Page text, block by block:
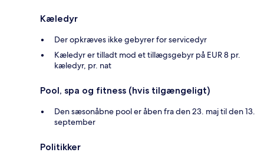
Kæledyr
Der opkræves ikke gebyrer for servicedyr
Kæledyr er tilladt mod et tillægsgebyr på EUR 8 pr.
kæledyr, pr. nat
Pool, spa og fitness (hvis tilgængeligt)
Den sæsonåbne pool er åben fra den 23. maj til den 13.
september
Politikker